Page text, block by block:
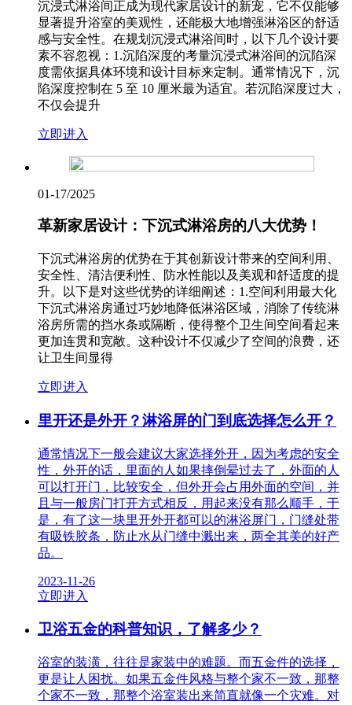
沉浸式淋浴间正成为现代家居设计的新宠，它不仅能够
显著提升浴室的美观性，还能极大地增强淋浴区的舒适
感与安全性。在规划沉浸式淋浴间时，以下几个设计要
素不容忽视：1.沉陷深度的考量沉浸式淋浴间的沉陷深
度需依据具体环境和设计目标来定制。通常情况下，沉
陷深度控制在 5 至 10 厘米最为适宜。若沉陷深度过大，
不仅会提升
立即进入
01-17/2025
革新家居设计：下沉式淋浴房的八大优势！
下沉式淋浴房的优势在于其创新设计带来的空间利用、
安全性、清洁便利性、防水性能以及美观和舒适度的提
升。以下是对这些优势的详细阐述：1.空间利用最大化
下沉式淋浴房通过巧妙地降低淋浴区域，消除了传统淋
浴房所需的挡水条或隔断，使得整个卫生间空间看起来
更加连贯和宽敞。这种设计不仅减少了空间的浪费，还
让卫生间显得
立即进入
里开还是外开？淋浴屏的门到底选择怎么开？
通常情况下一般会建议大家选择外开，因为考虑的安全
性，外开的话，里面的人如果摔倒晕过去了，外面的人
可以打开门，比较安全，但外开会占用外面的空间，并
且与一般房门打开方式相反，用起来没有那么顺手，于
是，有了这一块里开外开都可以的淋浴屏门，门缝处带
有吸铁胶条，防止水从门缝中溅出来，两全其美的好产
品。
2023-11-26
立即进入
卫浴五金的科普知识，了解多少？
浴室的装潢，往往是家装中的难题。而五金件的选择，
更是让人困扰。如果五金件风格与整个家不一致，那整
个家不一致，那整个浴室装出来简直就像一个灾难。对